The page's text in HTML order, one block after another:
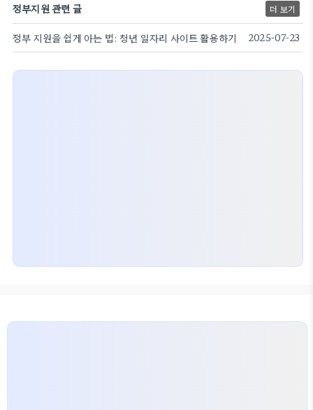
정부지원 관련 글 더 보기
정부 지원을 쉽게 아는 법: 청년 일자리 사이트 활용하기 2025-07-23